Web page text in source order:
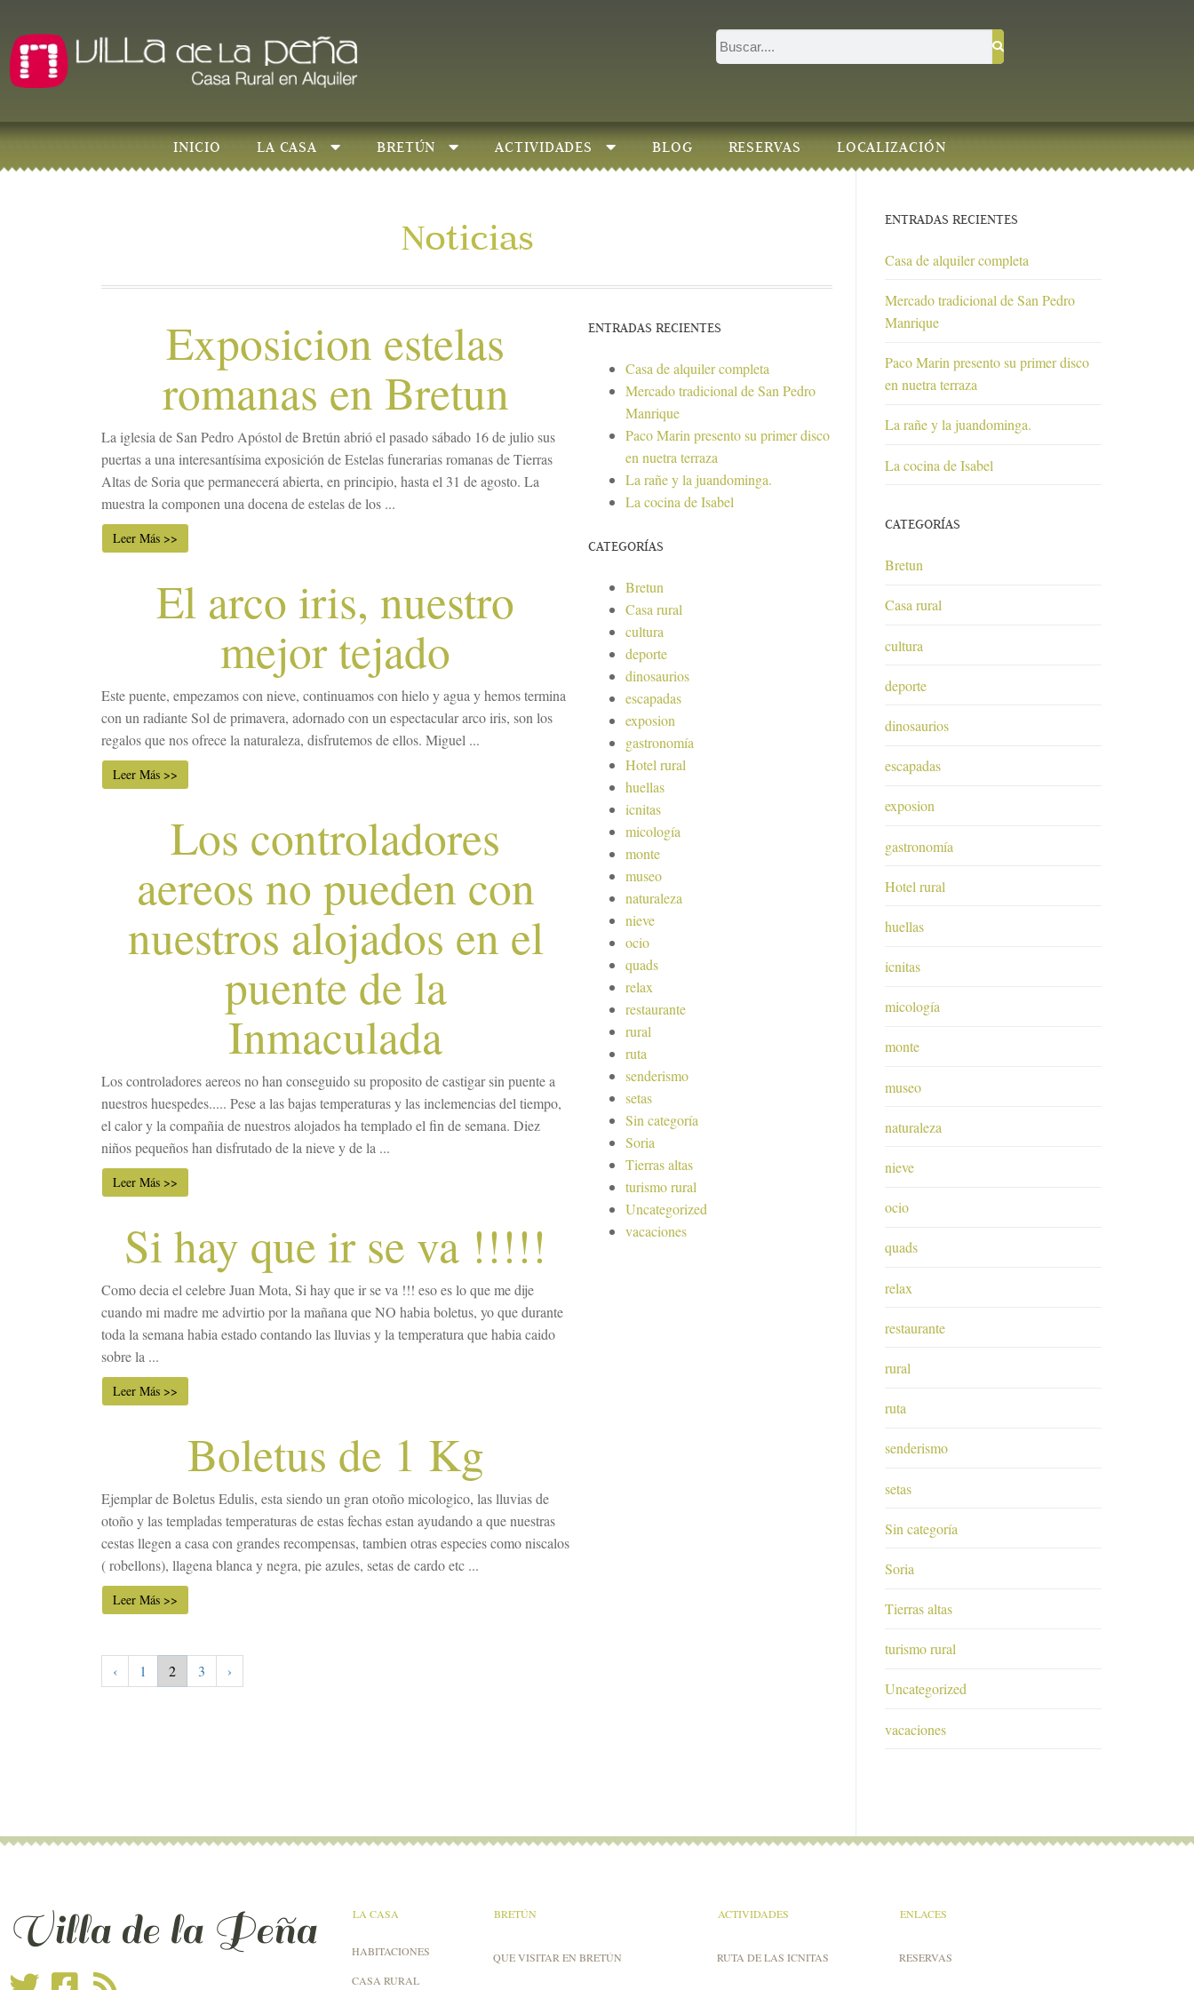
INICIO LA CASA BRETÚN ACTIVIDADES BLOG RESERVAS LOCALIZACIÓN
Noticias
Exposicion estelas
romanas en Bretun
La iglesia de San Pedro Apóstol de Bretún abrió el pasado sábado 16 de julio sus
puertas a una interesantísima exposición de Estelas funerarias romanas de Tierras
Altas de Soria que permanecerá abierta, en principio, hasta el 31 de agosto. La
muestra la componen una docena de estelas de los ...
Leer Más >>
El arco iris, nuestro
mejor tejado
Este puente, empezamos con nieve, continuamos con hielo y agua y hemos termina
con un radiante Sol de primavera, adornado con un espectacular arco iris, son los
regalos que nos ofrece la naturaleza, disfrutemos de ellos. Miguel ...
Leer Más >>
Los controladores
aereos no pueden con
nuestros alojados en el
puente de la
Inmaculada
Los controladores aereos no han conseguido su proposito de castigar sin puente a
nuestros huespedes..... Pese a las bajas temperaturas y las inclemencias del tiempo,
el calor y la compañia de nuestros alojados ha templado el fin de semana. Diez
niños pequeños han disfrutado de la nieve y de la ...
Leer Más >>
Si hay que ir se va !!!!!
Como decia el celebre Juan Mota, Si hay que ir se va !!! eso es lo que me dije
cuando mi madre me advirtio por la mañana que NO habia boletus, yo que durante
toda la semana habia estado contando las lluvias y la temperatura que habia caido
sobre la ...
Leer Más >>
Boletus de 1 Kg
Ejemplar de Boletus Edulis, esta siendo un gran otoño micologico, las lluvias de
otoño y las templadas temperaturas de estas fechas estan ayudando a que nuestras
cestas llegen a casa con grandes recompensas, tambien otras especies como niscalos
( robellons), llagena blanca y negra, pie azules, setas de cardo etc ...
Leer Más >>
‹ 1 2 3 ›
ENTRADAS RECIENTES
Casa de alquiler completa
Mercado tradicional de San Pedro
Manrique
Paco Marin presento su primer disco
en nuetra terraza
La rañe y la juandominga.
La cocina de Isabel
CATEGORÍAS
Bretun
Casa rural
cultura
deporte
dinosaurios
escapadas
exposion
gastronomía
Hotel rural
huellas
icnitas
micología
monte
museo
naturaleza
nieve
ocio
quads
relax
restaurante
rural
ruta
senderismo
setas
Sin categoría
Soria
Tierras altas
turismo rural
Uncategorized
vacaciones
ENTRADAS RECIENTES
Casa de alquiler completa
Mercado tradicional de San Pedro
Manrique
Paco Marin presento su primer disco
en nuetra terraza
La rañe y la juandominga.
La cocina de Isabel
CATEGORÍAS
Bretun
Casa rural
cultura
deporte
dinosaurios
escapadas
exposion
gastronomía
Hotel rural
huellas
icnitas
micología
monte
museo
naturaleza
nieve
ocio
quads
relax
restaurante
rural
ruta
senderismo
setas
Sin categoría
Soria
Tierras altas
turismo rural
Uncategorized
vacaciones
Villa de la Peña LA CASA
HABITACIONES
CASA RURAL
BRETÚN
QUE VISITAR EN BRETÚN
ACTIVIDADES
RUTA DE LAS ICNITAS
ENLACES
RESERVAS